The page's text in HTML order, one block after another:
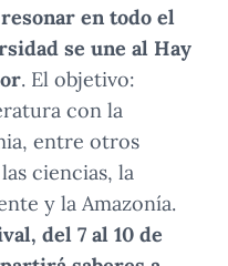
en todo el
se une al Hay
. El objetivo:
con la
entre otros
ciencias, la
y la Amazonía.
del 7 al 10 de